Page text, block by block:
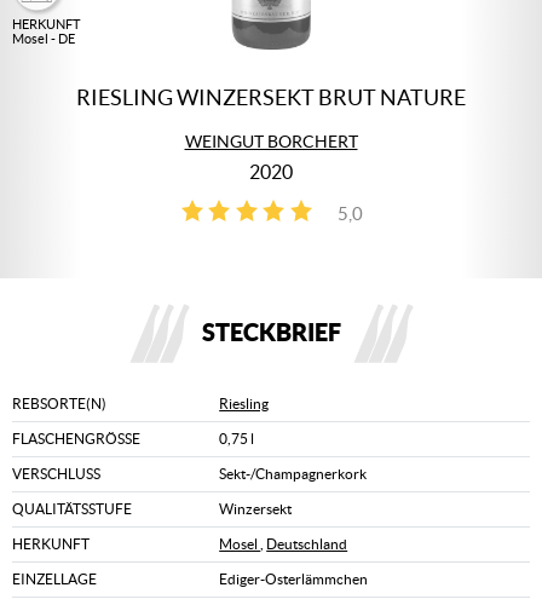
HERKUNFT
Mosel - DE
RIESLING WINZERSEKT BRUT NATURE
WEINGUT BORCHERT
2020
5,0
1
STECKBRIEF
REBSORTE(N) Riesling
FLASCHENGRÖSSE 0,75 l
VERSCHLUSS Sekt-/Champagnerkork
QUALITÄTSSTUFE Winzersekt
HERKUNFT Mosel Deutschland
EINZELLAGE Ediger-Osterlämmchen